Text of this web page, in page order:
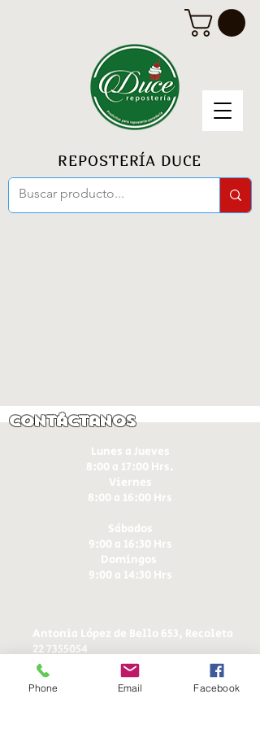
REPOSTERÍA DUCE
Contáctanos
Lunes a Jueves
8:00 a 17:00 Hrs.
Viernes
8:00 a 16:00 Hrs​
Sábados
9:00 a 16:30 Hrs
Domingos
9:00 a 14:30 Hrs
Antonia López de Bello 653, Recoleta
22 7355054
22 7375725
+56 9 75224598
ducereposteria@gmail.com
Phone Email Facebook